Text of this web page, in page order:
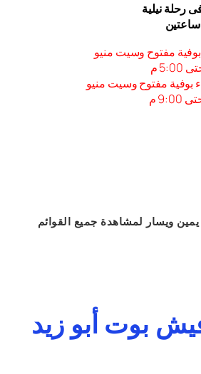
رحلة نيلية
ساعتين
بوفية مفتوح وسيت منيو
بوفية مفتوح وسيت منيو
يمين ويسار لمشاهدة جميع القوائم
فيش بوت أبو زيد